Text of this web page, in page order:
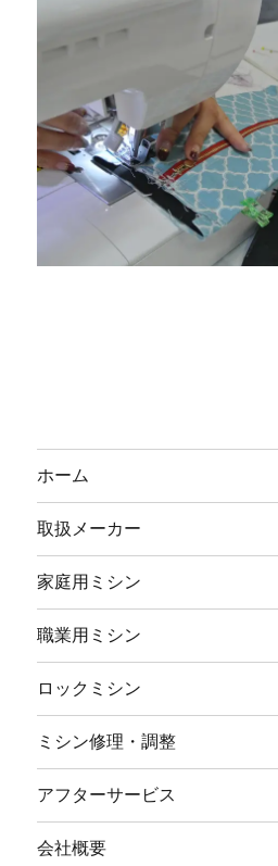
ホーム
取扱メーカー
家庭用ミシン
職業用ミシン
ロックミシン
ミシン修理・調整
アフターサービス
会社概要